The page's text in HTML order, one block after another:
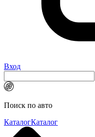
Вход
Поиск по авто
КаталогКаталог